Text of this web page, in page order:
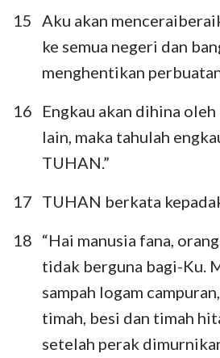
15
Aku akan
ke semua negeri dan
menghentikan
16
Engkau akan dihina oleh
lain, maka tahulah
TUHAN.”
17 TUHAN berkata
18 “Hai manusia fana,
tidak berguna bagi-Ku.
sampah logam
timah, besi dan timah
setelah perak